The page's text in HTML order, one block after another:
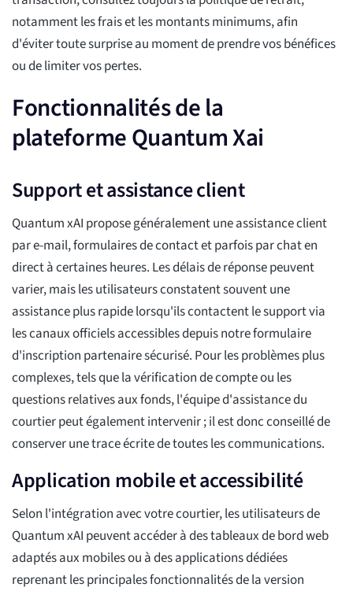
notamment les frais et les montants minimums, afin
d'éviter toute surprise au moment de prendre vos bénéfices
ou de limiter vos pertes.
Fonctionnalités de la
plateforme Quantum Xai
Support et assistance client
Quantum xAI propose généralement une assistance client
par e-mail, formulaires de contact et parfois par chat en
direct à certaines heures. Les délais de réponse peuvent
varier, mais les utilisateurs constatent souvent une
assistance plus rapide lorsqu'ils contactent le support via
les canaux officiels accessibles depuis notre formulaire
d'inscription partenaire sécurisé. Pour les problèmes plus
complexes, tels que la vérification de compte ou les
questions relatives aux fonds, l'équipe d'assistance du
courtier peut également intervenir ; il est donc conseillé de
conserver une trace écrite de toutes les communications.
Application mobile et accessibilité
Selon l'intégration avec votre courtier, les utilisateurs de
Quantum xAI peuvent accéder à des tableaux de bord web
adaptés aux mobiles ou à des applications dédiées
reprenant les principales fonctionnalités de la version